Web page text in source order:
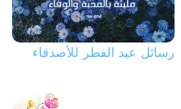
رسائل عيد الفطر للأصدقاء